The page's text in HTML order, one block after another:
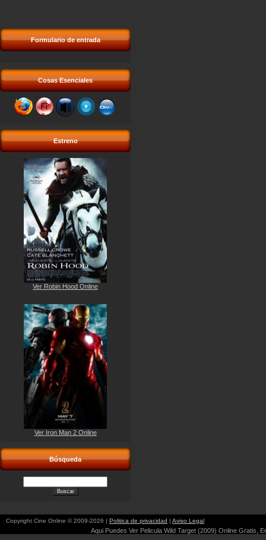
Formulario de entrada
Cosas Esenciales
Estreno
Ver Robin Hood Online
Ver Iron Man 2 Online
Búsqueda
Copyright Cine Online © 2009-2026 | Politica de privacidad | Aviso Legal
Aqui Puedes Ver Pelicula Wild Target (2009) Online Gratis,